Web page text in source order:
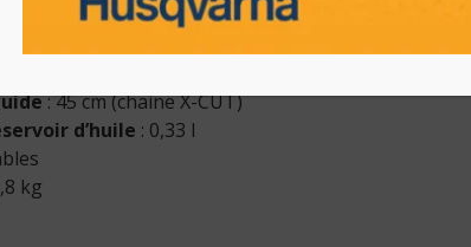
à la puissance maximale
: 45 cm (chaine X-CUT)
d’huile : 0,33 l
kg